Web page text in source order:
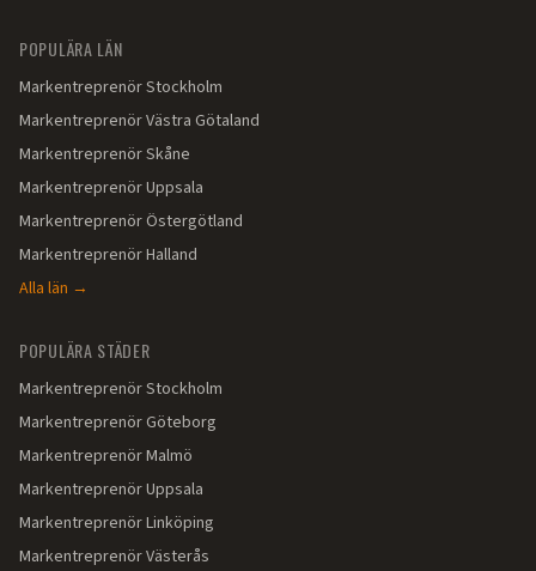
POPULÄRA LÄN
MarkentreprenörStockholm
MarkentreprenörVästra Götaland
MarkentreprenörSkåne
MarkentreprenörUppsala
MarkentreprenörÖstergötland
MarkentreprenörHalland
Alla län →
POPULÄRA STÄDER
MarkentreprenörStockholm
MarkentreprenörGöteborg
MarkentreprenörMalmö
MarkentreprenörUppsala
MarkentreprenörLinköping
MarkentreprenörVästerås